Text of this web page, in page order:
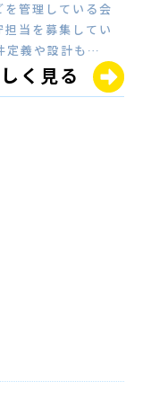
管理している会
当を募集してい
定義や設計も…
く見る